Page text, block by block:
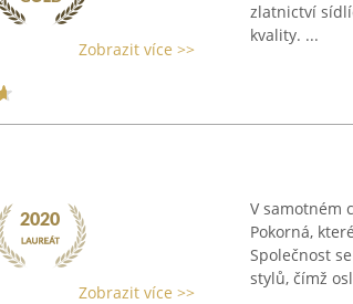
Zobrazit více >>
zlatnictví
kvality. ...
Zobrazit více >>
V samotném
Pokorná,
Společnost
stylů, čímž